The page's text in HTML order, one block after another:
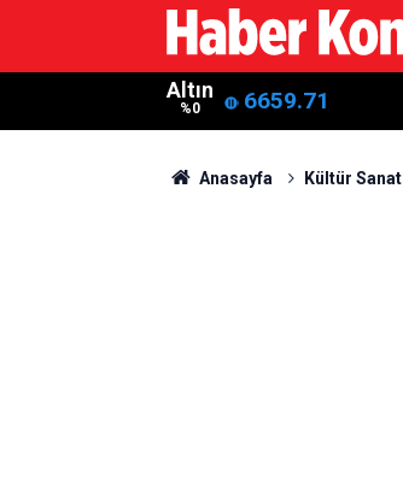
Altın
%0 6659.71
Anasayfa Kültür Sanat